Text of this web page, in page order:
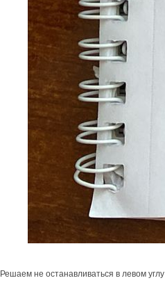
Решаем не останавливаться в левом углу